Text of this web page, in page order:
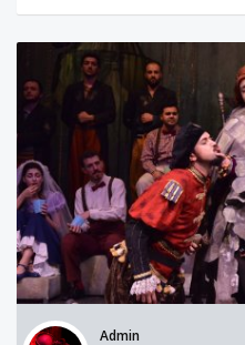
Admin